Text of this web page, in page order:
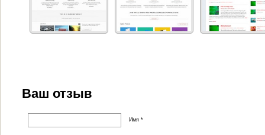
Ваш отзыв
Имя *